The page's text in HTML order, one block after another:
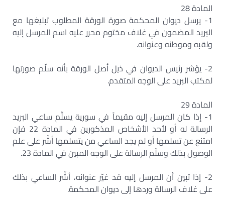
المادة 28
1- يرسل ديوان المحكمة صورة الورقة المطلوب تبليغها مع
البريد المضمون في غلاف مختوم محرر عليه اسم المرسل إليه
ولقبه وموطنه وعنوانه.
2- يؤشر رئيس الديوان في ذيل أصل الورقة بأنه سلّم صورتها
لمكتب البريد على الوجه المتقدم.
المادة 29
1- إذا كان المرسل إليه مقيماً في سورية يسلِّم ساعي البريد
الرسالة له أو لأحد الأشخاص المذكورين في المادة 22 فإن
امتنع عن تسلمها أو لم يجد الساعي من يتسلمها أشّر على علم
الوصول بذلك وسلّم الرسالة على الوجه المبين في المادة 23.
2- إذا تبين أن المرسل إليه قد غيّر عنوانه، أشّر الساعي بذلك
على غلاف الرسالة وردها إلى ديوان المحكمة.